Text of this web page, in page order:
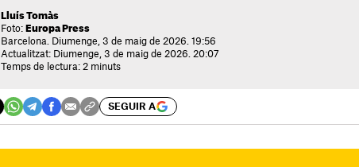
Lluís Tomàs
Foto: Europa Press
Barcelona. Diumenge, 3 de maig de 2026. 19:56
Actualitzat: Diumenge, 3 de maig de 2026. 20:07
Temps de lectura: 2 minuts
SEGUIR A